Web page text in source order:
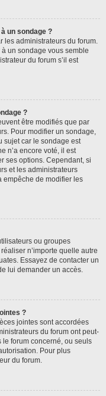
un sondage ?
les administrateurs du forum.
un sondage vous semble
du forum s’il est
?
être modifiés que par
Pour modifier un sondage,
sujet car le sondage est
n’a encore voté, il est
ses options. Cependant, si
et les administrateurs
empêche de modifier les
ou groupes
n’importe quelle autre
Essayez de contacter un
lui demander un accès.
?
jointes sont accordées
du forum ont peut-
forum concerné, ou seuls
Pour plus
du forum.